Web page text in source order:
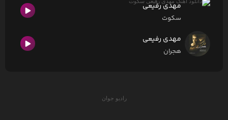
مهدی رفیعی
سکوت
مهدی رفیعی
هجران
رادیو جوان